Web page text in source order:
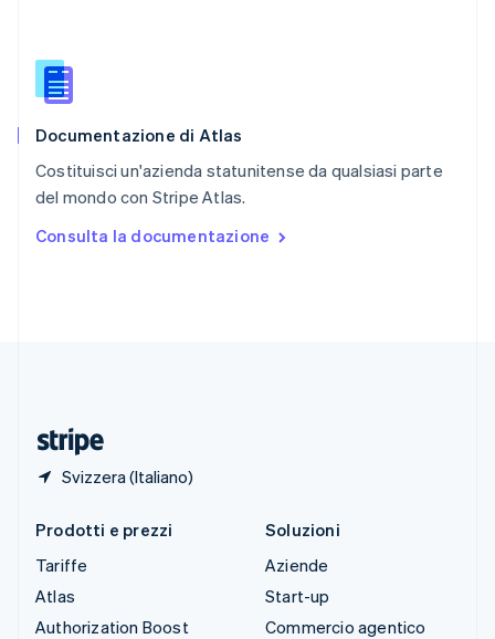
Documentazione di Atlas
Costituisci un'azienda statunitense da qualsiasi parte
del mondo con Stripe Atlas.
Consulta la documentazione
Svizzera (Italiano)
English
Slovacchia
Slovenia
Spagna
Español English
English Español简体中文
Prodotti e prezzi
Tariffe
Atlas
Authorization Boost
Soluzioni
Aziende
Start-up
Commercio agentico